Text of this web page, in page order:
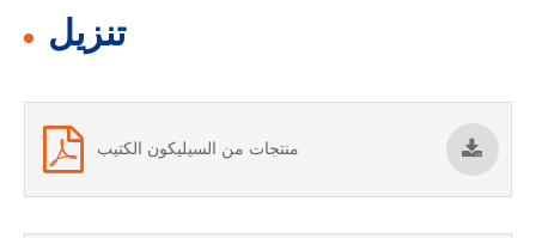
تنزيل
منتجات من السيليكون الكتيب